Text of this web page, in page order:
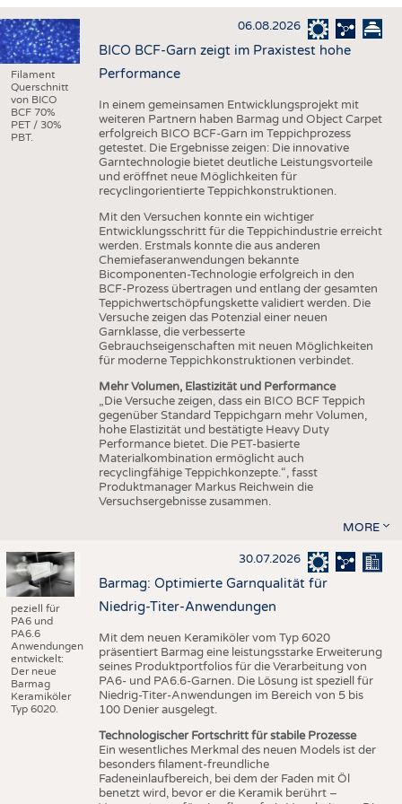
HAUS- UND HEIMTEXTILIEN
BEKLEIDUNG
TESTS
BUSINESS
UNTERNEHMEN
AUSSCHREIBUNGEN
DTV AUSSCHREIBUNGSDIENST
STATISTICS
ADRESSEN & LINKS
PUBLIKATIONEN
BRANCHENTERMINE
Filament
Querschnitt
von BICO
BCF 70%
PET / 30%
PBT.
06.08.2026
BICO BCF-Garn zeigt im Praxistest hohe
Performance
In einem gemeinsamen Entwicklungsprojekt mit
weiteren Partnern haben Barmag und Object Carpet
erfolgreich BICO BCF-Garn im Teppichprozess
getestet. Die Ergebnisse zeigen: Die innovative
Garntechnologie bietet deutliche Leistungsvorteile
und eröffnet neue Möglichkeiten für
recyclingorientierte Teppichkonstruktionen.
Mit den Versuchen konnte ein wichtiger
Entwicklungsschritt für die Teppichindustrie erreicht
werden. Erstmals konnte die aus anderen
Chemiefaseranwendungen bekannte
Bicomponenten-Technologie erfolgreich in den
BCF-Prozess übertragen und entlang der gesamten
Teppichwertschöpfungskette validiert werden. Die
Versuche zeigen das Potenzial einer neuen
Garnklasse, die verbesserte
Gebrauchseigenschaften mit neuen Möglichkeiten
für moderne Teppichkonstruktionen verbindet.
Mehr Volumen, Elastizität und Performance
„Die Versuche zeigen, dass ein BICO BCF Teppich
gegenüber Standard Teppichgarn mehr Volumen,
hohe Elastizität und bestätigte Heavy Duty
Performance bietet. Die PET-basierte
Materialkombination ermöglicht auch
recyclingfähige Teppichkonzepte.“, fasst
Produktmanager Markus Reichwein die
Versuchsergebnisse zusammen.
MORE
peziell für
PA6 und
PA6.6
Anwendungen
entwickelt:
Der neue
Barmag
Keramiköler
Typ 6020.
30.07.2026
Barmag: Optimierte Garnqualität für
Niedrig-Titer-Anwendungen
Mit dem neuen Keramiköler vom Typ 6020
präsentiert Barmag eine leistungsstarke Erweiterung
seines Produktportfolios für die Verarbeitung von
PA6- und PA6.6-Garnen. Die Lösung ist speziell für
Niedrig-Titer-Anwendungen im Bereich von 5 bis
100 Denier ausgelegt.
Technologischer Fortschritt für stabile Prozesse
Ein wesentliches Merkmal des neuen Models ist der
besonders filament-freundliche
Fadeneinlaufbereich, bei dem der Faden mit Öl
benetzt wird, bevor er die Keramik berührt –